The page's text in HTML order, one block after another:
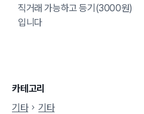
직거래 가능하고 등기(3000원)
입니다
카테고리
기타
기타